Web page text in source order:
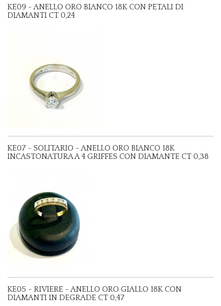
KE09 - ANELLO ORO BIANCO 18K CON PETALI DI
DIAMANTI CT 0,24
KE07 - SOLITARIO - ANELLO ORO BIANCO 18K
INCASTONATURA A 4 GRIFFES CON DIAMANTE CT 0,38
KE05 - RIVIERE - ANELLO ORO GIALLO 18K CON
DIAMANTI IN DEGRADE CT 0,47